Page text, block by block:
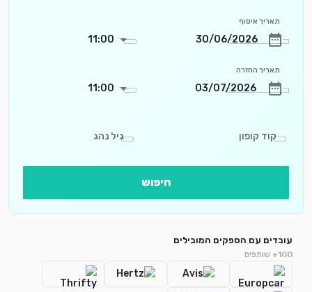
תאריך איסוף
11:00
תאריך החזרה
11:00
קוד קופון גיל נהג
חיפוש
עובדים עם הספקים המובילים
100+ שותפים